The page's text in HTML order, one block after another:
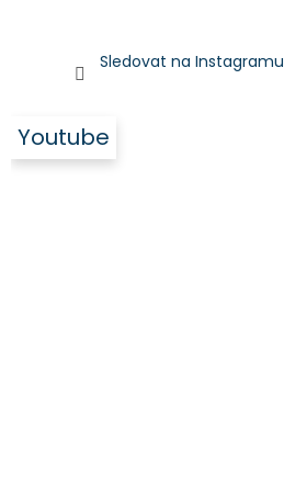
Sledovat na Instagramu
Youtube